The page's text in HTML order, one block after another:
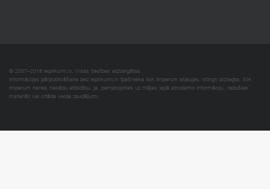
© 2007–2018 Iepirkumi.lv. Visas tiesības aizsargātas.
Informācijas pārpublicēšana bez iepirkumi.lv īpašnieka SIA Imperum atļaujas, stingri aizliegta. SIA
Imperum nenes nekādu atbildību, ja, pamatojoties uz mājas lapā atrodamo informāciju, radušies
materiāli vai citāda veida zaudējumi.